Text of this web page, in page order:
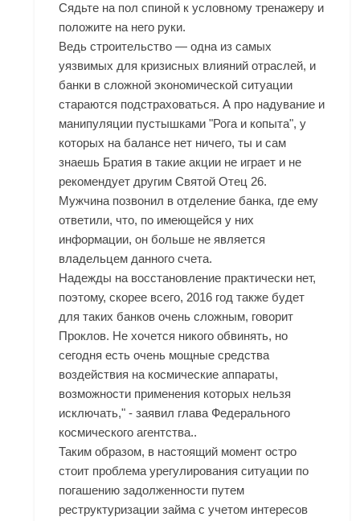
Сядьте на пол спиной к условному тренажеру и
положите на него руки.
Ведь строительство — одна из самых
уязвимых для кризисных влияний отраслей, и
банки в сложной экономической ситуации
стараются подстраховаться. А про надувание и
манипуляции пустышками "Рога и копыта", у
которых на балансе нет ничего, ты и сам
знаешь Братия в такие акции не играет и не
рекомендует другим Святой Отец 26.
Мужчина позвонил в отделение банка, где ему
ответили, что, по имеющейся у них
информации, он больше не является
владельцем данного счета.
Надежды на восстановление практически нет,
поэтому, скорее всего, 2016 год также будет
для таких банков очень сложным, говорит
Проклов. Не хочется никого обвинять, но
сегодня есть очень мощные средства
воздействия на космические аппараты,
возможности применения которых нельзя
исключать," - заявил глава Федерального
космического агентства..
Таким образом, в настоящий момент остро
стоит проблема урегулирования ситуации по
погашению задолженности путем
реструктуризации займа с учетом интересов